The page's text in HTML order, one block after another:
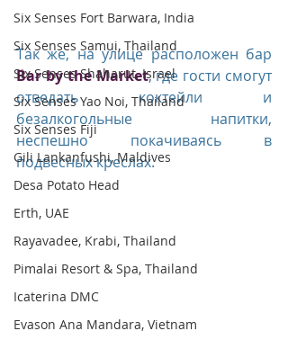
Six Senses Fort Barwara, India
Six Senses Samui, Thailand
Six Senses Shaharut, Israel
Six Senses Yao Noi, Thailand
Six Senses Fiji
Gili Lankanfushi, Maldives
Desa Potato Head
Erth, UAE
Rayavadee, Krabi, Thailand
Pimalai Resort & Spa, Thailand
Icaterina DMC
Evason Ana Mandara, Vietnam
Bar by the Market, где гости смогут
отведать коктейли и
безалкогольные напитки,
неспешно покачиваясь в
подвесных креслах.